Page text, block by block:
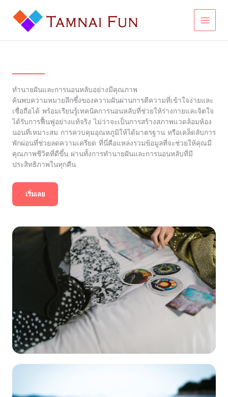
content
ทำนายฝันและการนอนหลับอย่างมีคุณภาพ
ค้นพบความหมายลึกซึ้งของความฝันผ่านการตีความที่เข้าใจง่ายและ
เชื่อถือได้ พร้อมเรียนรู้เทคนิคการนอนหลับที่ช่วยให้ร่างกายและจิตใจ
ได้รับการฟื้นฟูอย่างแท้จริง ไม่ว่าจะเป็นการสร้างสภาพแวดล้อมห้อง
นอนที่เหมาะสม การควบคุมอุณหภูมิให้ได้มาตรฐาน หรือเคล็ดลับการ
พักผ่อนที่ช่วยลดความเครียด ที่นี่คือแหล่งรวมข้อมูลที่จะช่วยให้คุณมี
คุณภาพชีวิตที่ดีขึ้น ผ่านทั้งการทำนายฝันและการนอนหลับที่มี
ประสิทธิภาพในทุกคืน
เริ่มเลย